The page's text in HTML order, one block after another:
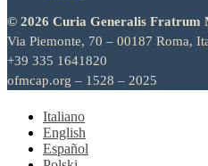
© 2026 Curia Generalis Fratrum
Via Piemonte, 70 – 00187 Roma,
+39 335 1641820
ofmcap.org – 1528 – 2025
Italiano
English
Español